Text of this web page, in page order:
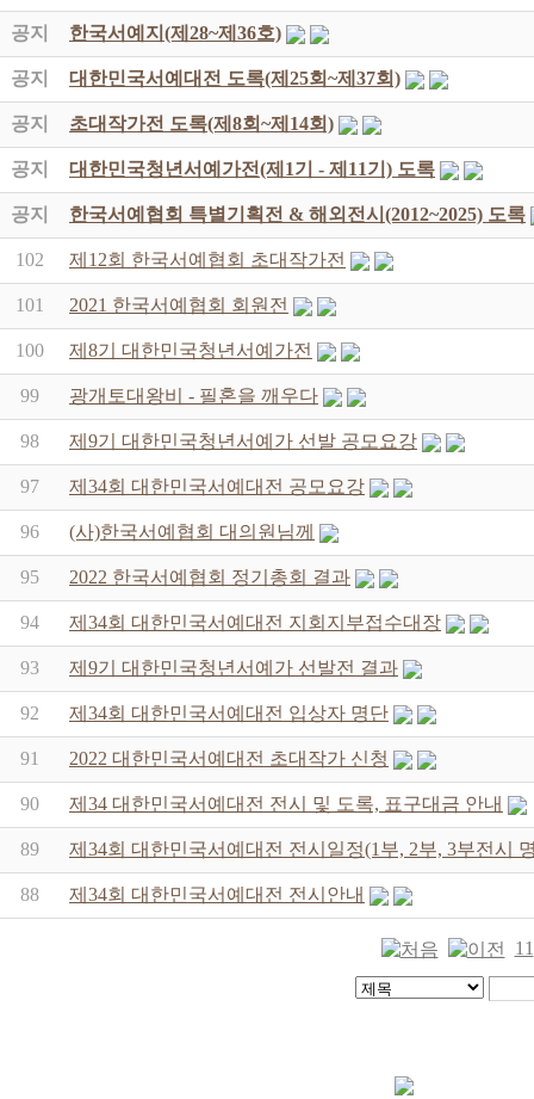
공지 한국서예지(제28~제36호)
공지 대한민국서예대전 도록(제25회~제37회)
공지 초대작가전 도록(제8회~제14회)
공지 대한민국청년서예가전(제1기 - 제11기) 도록
공지 한국서예협회 특별기획전 & 해외전시(2012~2025) 도록
102 제12회 한국서예협회 초대작가전
101 2021 한국서예협회 회원전
100 제8기 대한민국청년서예가전
99 광개토대왕비 - 필혼을 깨우다
98 제9기 대한민국청년서예가 선발 공모요강
97 제34회 대한민국서예대전 공모요강
96 (사)한국서예협회 대의원님께
95 2022 한국서예협회 정기총회 결과
94 제34회 대한민국서예대전 지회지부접수대장
93 제9기 대한민국청년서예가 선발전 결과
92 제34회 대한민국서예대전 입상자 명단
91 2022 대한민국서예대전 초대작가 신청
90 제34 대한민국서예대전 전시 및 도록, 표구대금 안내
89 제34회 대한민국서예대전 전시일정(1부, 2부, 3부전시
88 제34회 대한민국서예대전 전시안내
11